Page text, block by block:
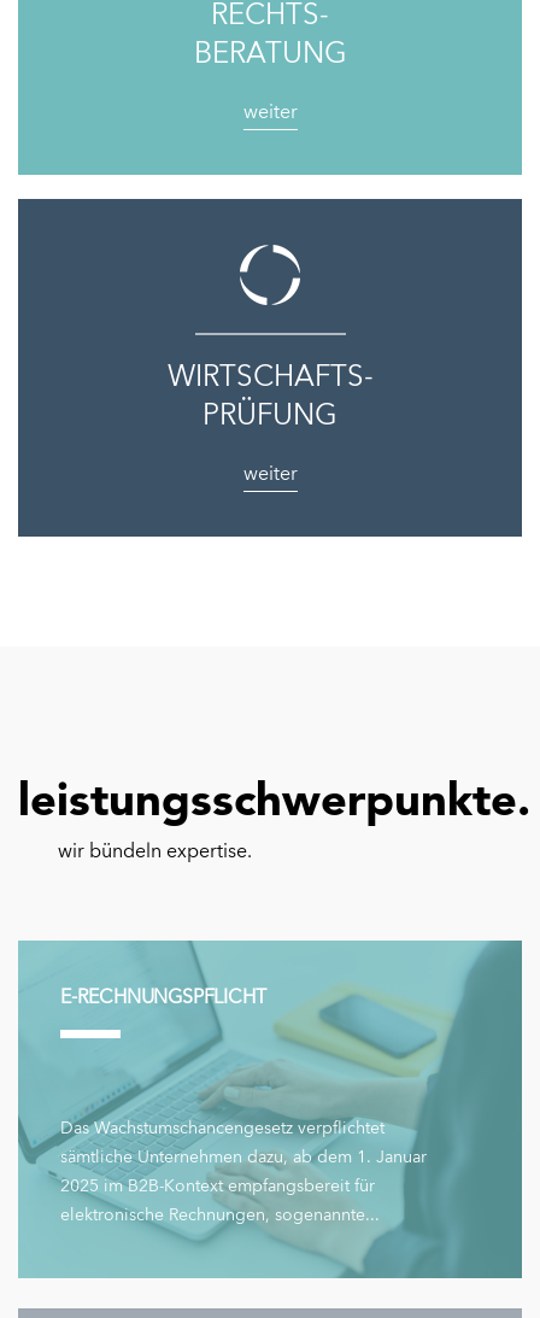
RECHTS-
BERATUNG
weiter
WIRTSCHAFTS-
PRÜFUNG
weiter
leistungsschwerpunkte.
wir bündeln expertise.
E-RECHNUNGSPFLICHT
Das Wachstumschancengesetz verpflichtet
sämtliche Unternehmen dazu, ab dem 1. Januar
2025 im B2B-Kontext empfangsbereit für
elektronische Rechnungen, sogenannte...